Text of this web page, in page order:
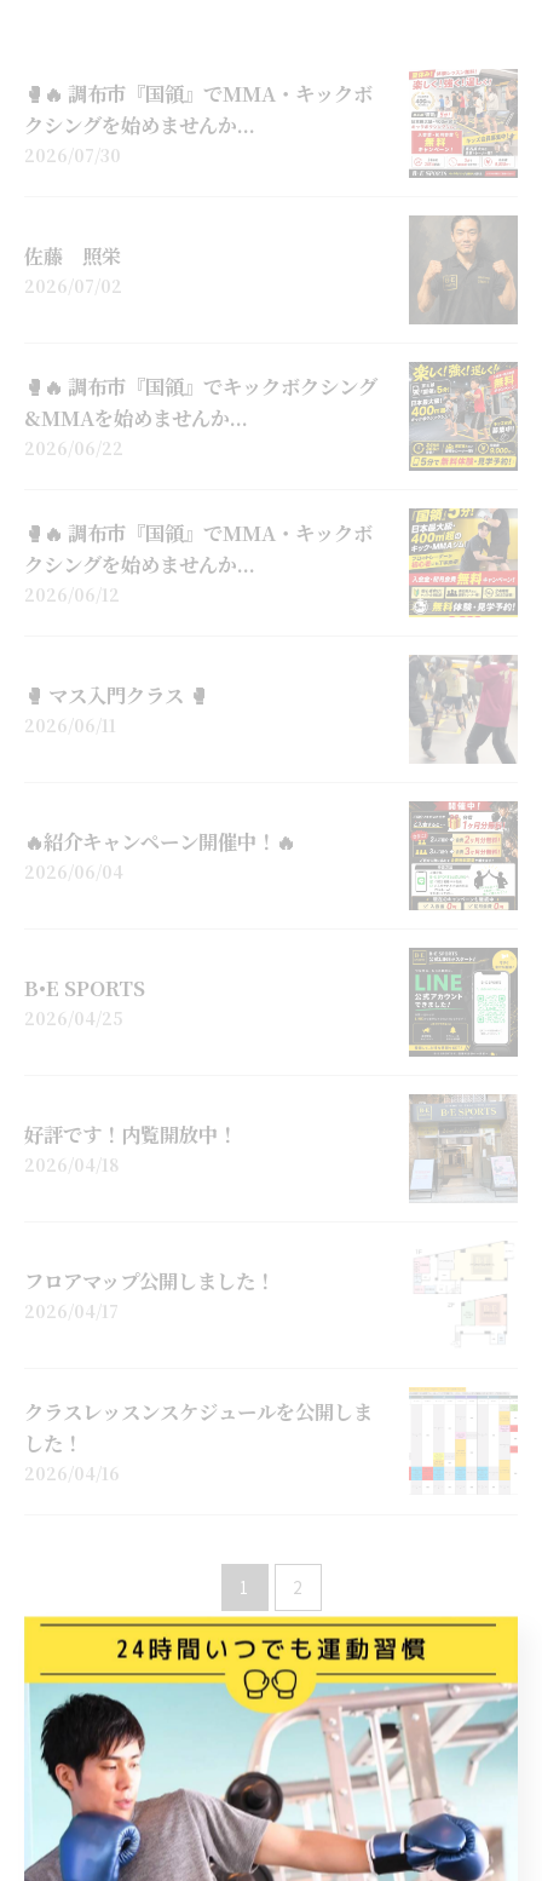
🥊🔥 調布市『国領』でMMA・キックボ
クシングを始めませんか...
2026/07/30
佐藤 照栄
2026/07/02
🥊🔥 調布市『国領』でキックボクシング
&MMAを始めませんか...
2026/06/22
🥊🔥 調布市『国領』でMMA・キックボ
クシングを始めませんか...
2026/06/12
🥊 マス入門クラス 🥊
2026/06/11
🔥紹介キャンペーン開催中！🔥
2026/06/04
B•E SPORTS
2026/04/25
好評です！内覧開放中！
2026/04/18
フロアマップ公開しました！
2026/04/17
クラスレッスンスケジュールを公開しま
した！
2026/04/16
1 2
カテゴリー CATEGORIES
全てのカテゴリー
初心者
キッズ